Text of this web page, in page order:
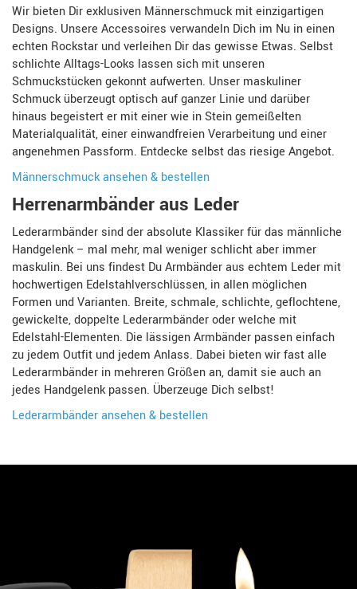
Wir bieten Dir exklusiven Männerschmuck mit einzigartigen
Designs. Unsere Accessoires verwandeln Dich im Nu in einen
echten Rockstar und verleihen Dir das gewisse Etwas. Selbst
schlichte Alltags-Looks lassen sich mit unseren
Schmuckstücken gekonnt aufwerten. Unser maskuliner
Schmuck überzeugt optisch auf ganzer Linie und darüber
hinaus begeistert er mit einer wie in Stein gemeißelten
Materialqualität, einer einwandfreien Verarbeitung und einer
angenehmen Passform. Entdecke selbst das riesige Angebot.
Männerschmuck ansehen & bestellen
Herrenarmbänder aus Leder
Lederarmbänder sind der absolute Klassiker für das männliche
Handgelenk – mal mehr, mal weniger schlicht aber immer
maskulin. Bei uns findest Du Armbänder aus echtem Leder mit
hochwertigen Edelstahlverschlüssen, in allen möglichen
Formen und Varianten. Breite, schmale, schlichte, geflochtene,
gewickelte, doppelte Lederarmbänder oder welche mit
Edelstahl-Elementen. Die lässigen Armbänder passen einfach
zu jedem Outfit und jedem Anlass. Dabei bieten wir fast alle
Lederarmbänder in mehreren Größen an, damit sie auch an
jedes Handgelenk passen. Überzeuge Dich selbst!
Lederarmbänder ansehen & bestellen